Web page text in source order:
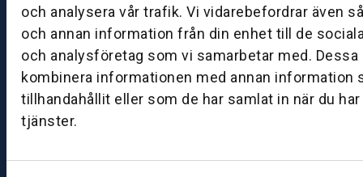
och analysera vår trafik. Vi vidarebefordrar även
och annan information från din enhet till de
och analysföretag som vi samarbetar med. Dessa
kombinera informationen med annan information
tillhandahållit eller som de har samlat in när du
tjänster.
ik
S
k
d
e
B